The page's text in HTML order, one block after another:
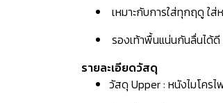
เหมาะกับการใส่ทุกฤดู ใ
รองเท้าพื้นแน่นกันลื่นได้ดี
รายละเอียดวัสดุ
วัสดุ Upper : หนังไมโครไ